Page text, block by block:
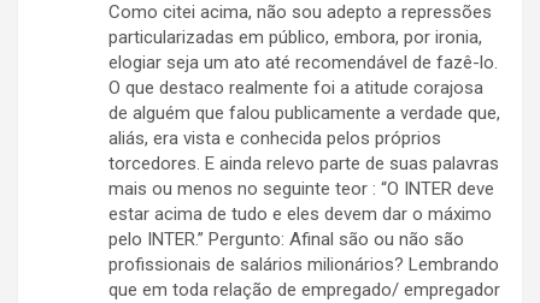
Como citei acima, não sou adepto a repressões
particularizadas em público, embora, por ironia,
elogiar seja um ato até recomendável de fazê-lo.
O que destaco realmente foi a atitude corajosa
de alguém que falou publicamente a verdade que,
aliás, era vista e conhecida pelos próprios
torcedores. E ainda relevo parte de suas palavras
mais ou menos no seguinte teor : “O INTER deve
estar acima de tudo e eles devem dar o máximo
pelo INTER.” Pergunto: Afinal são ou não são
profissionais de salários milionários? Lembrando
que em toda relação de empregado/ empregador